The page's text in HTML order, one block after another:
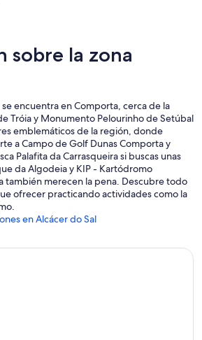
sobre la zona
se encuentra en Comporta, cerca de la
Tróia y Monumento Pelourinho de Setúbal
emblemáticos de la región, donde
a Campo de Golf Dunas Comporta y
Palafita da Carrasqueira si buscas unas
da Algodeia y KIP - Kartódromo
también merecen la pena. Descubre todo
ofrecer practicando actividades como la
en Alcácer do Sal